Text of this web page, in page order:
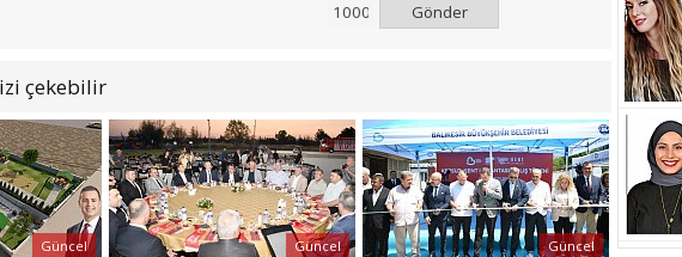
Gönder
çekebilir
Güncel Güncel Güncel